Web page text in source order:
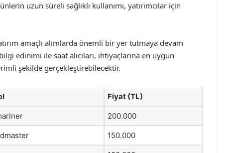
uzun süreli sağlıklı kullanımı, yatırımcılar için
amaçlı alımlarda önemli bir yer tutmaya devam
edinimi ile saat alıcıları, ihtiyaçlarına en uygun
şekilde gerçekleştirebilecektir.
Fiyat (TL)
200.000
150.000